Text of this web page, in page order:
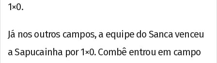
1×0.
Já nos outros campos, a equipe do Sanca venceu
a Sapucainha por 1×0. Combê entrou em campo